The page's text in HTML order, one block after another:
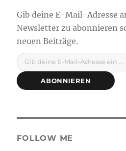
Gib deine E-Mail-Adresse ein ...
ABONNIEREN
FOLLOW ME